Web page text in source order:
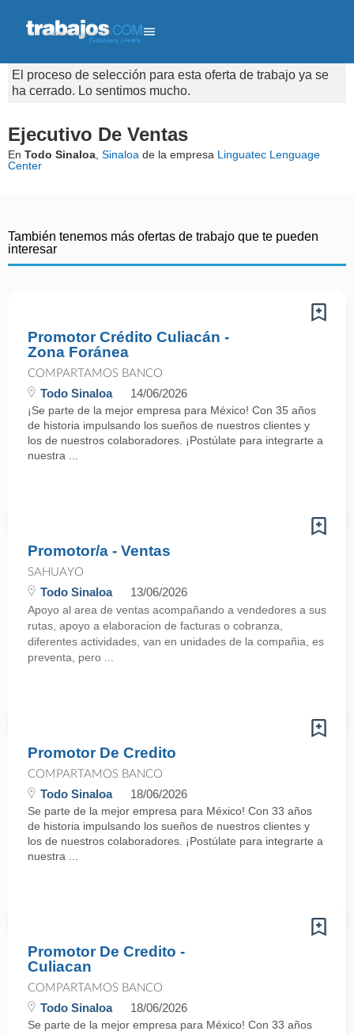
El proceso de selección para esta oferta de trabajo ya se
ha cerrado. Lo sentimos mucho.
Ejecutivo De Ventas
En Todo Sinaloa Sinaloa de la empresa Linguatec Lenguage
Center
También tenemos más ofertas de trabajo que te pueden
interesar
Promotor Crédito Culiacán -
Zona Foránea
COMPARTAMOS BANCO
Todo Sinaloa 14/06/2026
¡Se parte de la mejor empresa para México! Con 35 años
de historia impulsando los sueños de nuestros clientes y
los de nuestros colaboradores. ¡Postúlate para integrarte a
nuestra ...
Promotor/a - Ventas
SAHUAYO
Todo Sinaloa 13/06/2026
Apoyo al area de ventas acompañando a vendedores a sus
rutas, apoyo a elaboracion de facturas o cobranza,
diferentes actividades, van en unidades de la compañia, es
preventa, pero ...
Promotor De Credito
COMPARTAMOS BANCO
Todo Sinaloa 18/06/2026
Se parte de la mejor empresa para México! Con 33 años
de historia impulsando los sueños de nuestros clientes y
los de nuestros colaboradores. ¡Postúlate para integrarte a
nuestra ...
Promotor De Credito -
Culiacan
COMPARTAMOS BANCO
Todo Sinaloa 18/06/2026
Se parte de la mejor empresa para México! Con 33 años